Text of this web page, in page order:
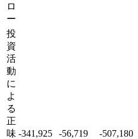
ロ
ー
投
資
活
動
に
よ
る
正
味 -341,925 -56,719 -507,180